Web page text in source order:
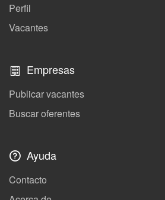
Perfil
Vacantes
Empresas
Publicar vacantes
Buscar oferentes
Ayuda
Contacto